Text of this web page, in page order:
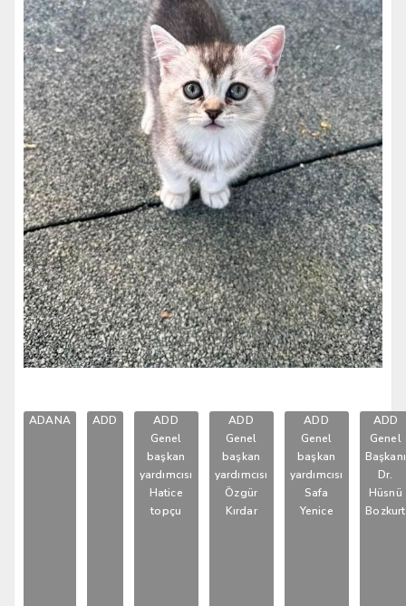
ADANA ADD
ADD
Genel
başkan
yardımcısı
Hatice
topçu
ADD
Genel
başkan
yardımcısı
Özgür
Kırdar
ADD
Genel
başkan
yardımcısı
Safa
Yenice
ADD
Genel
Başkanı
Dr.
Hüsnü
Bozkurt